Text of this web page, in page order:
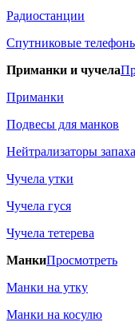
Радиостанции
Спутниковые
Приманки и чучела
Приманки
Подвесы для манков
Нейтрализаторы запаха
Чучела утки
Чучела гуся
Чучела тетерева
МанкиПросмотреть
Манки на утку
Манки на косулю